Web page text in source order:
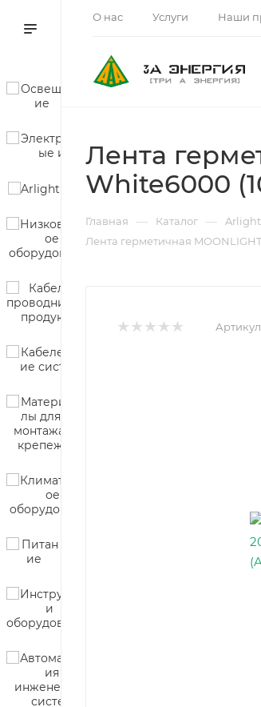
О нас Услуги Наши
Лента
White6000
Главная — Каталог — Arlight
Лента герметичная